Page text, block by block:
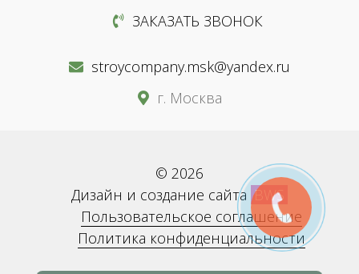
ЗАКАЗАТЬ ЗВОНОК
stroycompany.msk@yandex.ru
г. Москва
© 2026
Дизайн и создание сайта BWS
Пользовательское соглашение
Политика конфиденциальности